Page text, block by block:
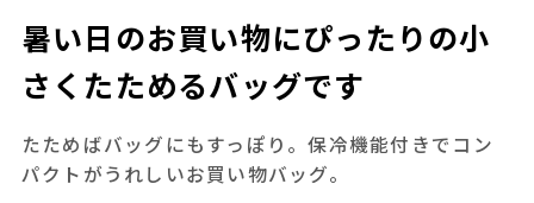
暑い日のお買い物にぴったりの小
さくたためるバッグです
たためばバッグにもすっぽり。保冷機能付きでコン
パクトがうれしいお買い物バッグ。